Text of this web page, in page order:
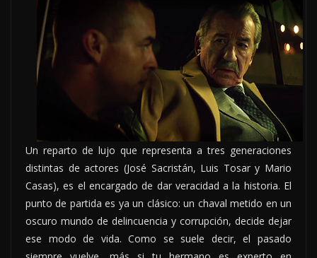
Un reparto de lujo que representa a tres generaciones
distintas de actores (José Sacristán, Luis Tosar y Mario
Casas), es el encargado de dar veracidad a la historia. El
punto de partida es ya un clásico: un chaval metido en un
oscuro mundo de delincuencia y corrupción, decide dejar
ese modo de vida. Como se suele decir, el pasado